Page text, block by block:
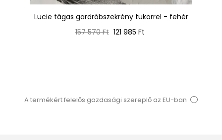
Lucie tágas gardróbszekrény tükörrel - fehér
Normál
157 570 Ft Ár
121 985 Ft
A termékért felelős gazdasági szereplő az EU-ban